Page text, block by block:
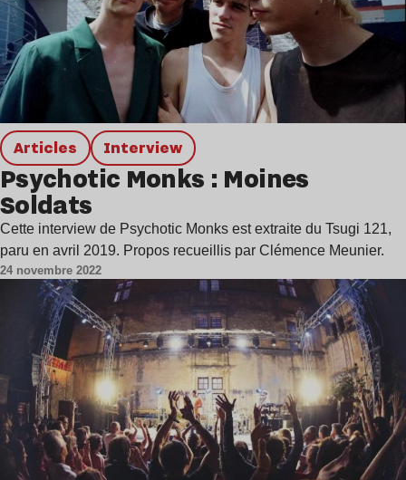
Articles interview
Psychotic Monks : Moines
Soldats
Cette interview de Psychotic Monks est extraite du Tsugi 121,
paru en avril 2019. Propos recueillis par Clémence Meunier.
24 novembre 2022